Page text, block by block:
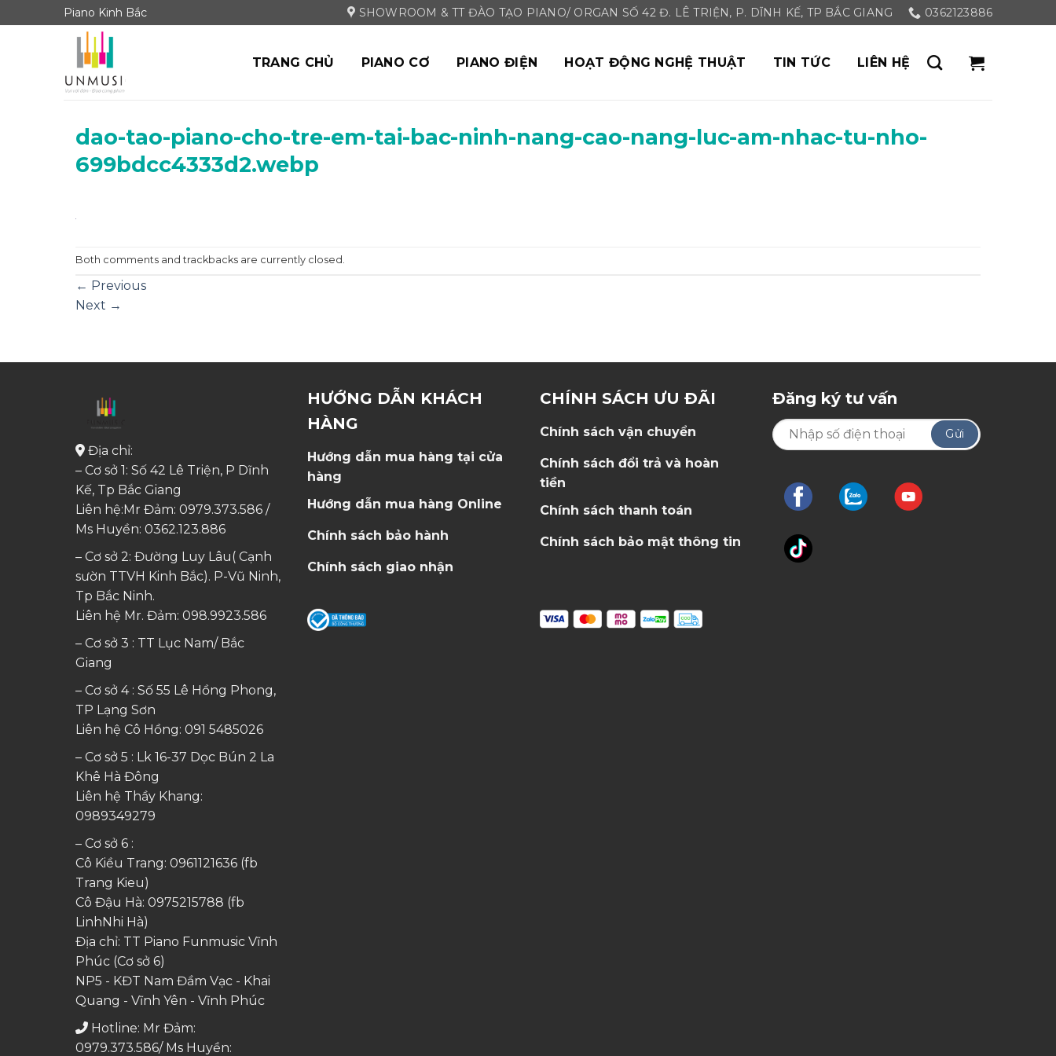
to
Piano Kinh Bắc SHOWROOM & TT ĐÀO TẠO PIANO/ ORGAN SỐ 42 Đ. LÊ TRIỆN, P. DĨNH KẾ, TP BẮC GIANG 0362123886
TRANG CHỦ PIANO CƠ PIANO ĐIỆN HOẠT ĐỘNG NGHỆ THUẬT TIN TỨC LIÊN HỆ
dao-tao-piano-cho-tre-em-tai-bac-ninh-nang-cao-nang-luc-am-nhac-tu-nho-
699bdcc4333d2.webp
Both comments and trackbacks are currently closed.
← Previous
Next →
Địa chỉ:
– Cơ sở 1: Số 42 Lê Triện, P Dĩnh
Kế, Tp Bắc Giang
Liên hệ:Mr Đảm: 0979.373.586 /
Ms Huyền: 0362.123.886
– Cơ sở 2: Đường Luy Lâu( Cạnh
sườn TTVH Kinh Bắc). P-Vũ Ninh,
Tp Bắc Ninh.
Liên hệ Mr. Đảm: 098.9923.586
– Cơ sở 3 : TT Lục Nam/ Bắc
Giang
– Cơ sở 4 : Số 55 Lê Hồng Phong,
TP Lạng Sơn
Liên hệ Cô Hồng: 091 5485026
– Cơ sở 5 : Lk 16-37 Dọc Bún 2 La
Khê Hà Đông
Liên hệ Thầy Khang:
0989349279
– Cơ sở 6 :
Cô Kiều Trang: 0961121636(fb
Trang Kieu)
Cô Đậu Hà: 0975215788 (fb
LinhNhi Hà)
Địa chỉ: TT Piano Funmusic Vĩnh
Phúc (Cơ sở 6)
NP5 - KĐT Nam Đầm Vạc - Khai
Quang - Vĩnh Yên - Vĩnh Phúc
Hotline: Mr Đảm:
0979.373.586/ Ms Huyền:
HƯỚNG DẪN KHÁCH
HÀNG
Hướng dẫn mua hàng tại cửa
hàng
Hướng dẫn mua hàng Online
Chính sách bảo hành
Chính sách giao nhận
CHÍNH SÁCH ƯU ĐÃI
Chính sách vận chuyển
Chính sách đổi trả và hoàn
tiền
Chính sách thanh toán
Chính sách bảo mật thông tin
Đăng ký tư vấn